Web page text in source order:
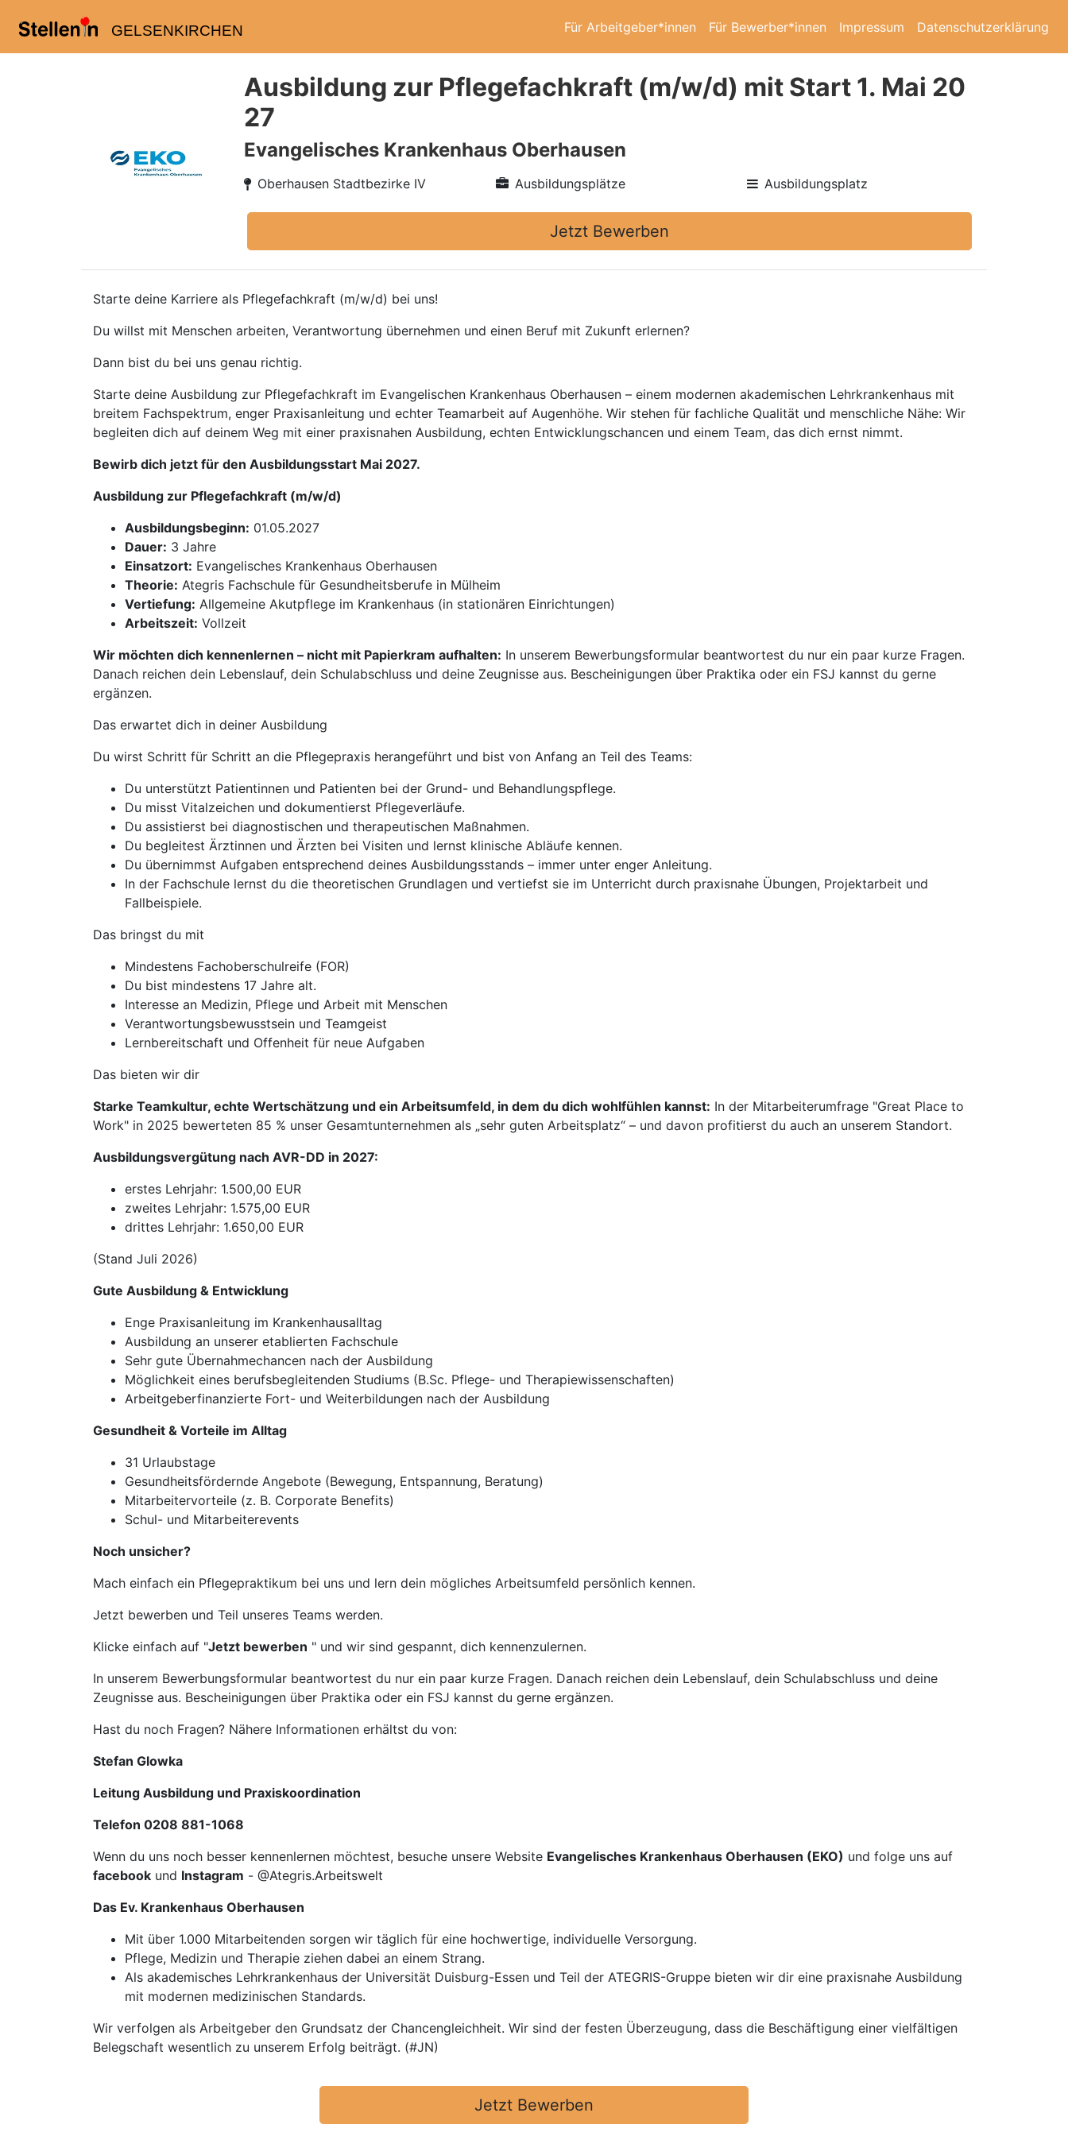
GELSENKIRCHEN Für Arbeitgeber*innen Für Bewerber*innen Impressum Datenschutzerklärung
Ausbildung zur Pflegefachkraft (m/w/d) mit Start 1. Mai 20
27
Evangelisches Krankenhaus Oberhausen
Oberhausen Stadtbezirke IV Ausbildungsplätze Ausbildungsplatz
Jetzt Bewerben
Starte deine Karriere als Pflegefachkraft (m/w/d) bei uns!
Du willst mit Menschen arbeiten, Verantwortung übernehmen und einen Beruf mit Zukunft erlernen?
Dann bist du bei uns genau richtig.
Starte deine Ausbildung zur Pflegefachkraft im Evangelischen Krankenhaus Oberhausen – einem modernen akademischen Lehrkrankenhaus mit
breitem Fachspektrum, enger Praxisanleitung und echter Teamarbeit auf Augenhöhe. Wir stehen für fachliche Qualität und menschliche Nähe: Wir
begleiten dich auf deinem Weg mit einer praxisnahen Ausbildung, echten Entwicklungschancen und einem Team, das dich ernst nimmt.
Bewirb dich jetzt für den Ausbildungsstart Mai 2027.
Ausbildung zur Pflegefachkraft (m/w/d)
Ausbildungsbeginn: 01.05.2027
Dauer: 3 Jahre
Einsatzort: Evangelisches Krankenhaus Oberhausen
Theorie: Ategris Fachschule für Gesundheitsberufe in Mülheim
Vertiefung: Allgemeine Akutpflege im Krankenhaus (in stationären Einrichtungen)
Arbeitszeit: Vollzeit
Wir möchten dich kennenlernen – nicht mit Papierkram aufhalten: In unserem Bewerbungsformular beantwortest du nur ein paar kurze Fragen.
Danach reichen dein Lebenslauf, dein Schulabschluss und deine Zeugnisse aus. Bescheinigungen über Praktika oder ein FSJ kannst du gerne
ergänzen.
Das erwartet dich in deiner Ausbildung
Du wirst Schritt für Schritt an die Pflegepraxis herangeführt und bist von Anfang an Teil des Teams:
Du unterstützt Patientinnen und Patienten bei der Grund- und Behandlungspflege.
Du misst Vitalzeichen und dokumentierst Pflegeverläufe.
Du assistierst bei diagnostischen und therapeutischen Maßnahmen.
Du begleitest Ärztinnen und Ärzten bei Visiten und lernst klinische Abläufe kennen.
Du übernimmst Aufgaben entsprechend deines Ausbildungsstands – immer unter enger Anleitung.
In der Fachschule lernst du die theoretischen Grundlagen und vertiefst sie im Unterricht durch praxisnahe Übungen, Projektarbeit und
Fallbeispiele.
Das bringst du mit
Mindestens Fachoberschulreife (FOR)
Du bist mindestens 17 Jahre alt.
Interesse an Medizin, Pflege und Arbeit mit Menschen
Verantwortungsbewusstsein und Teamgeist
Lernbereitschaft und Offenheit für neue Aufgaben
Das bieten wir dir
Starke Teamkultur, echte Wertschätzung und ein Arbeitsumfeld, in dem du dich wohlfühlen kannst: In der Mitarbeiterumfrage "Great Place to
Work" in 2025 bewerteten 85 % unser Gesamtunternehmen als „sehr guten Arbeitsplatz“ – und davon profitierst du auch an unserem Standort.
Ausbildungsvergütung nach AVR-DD in 2027:
erstes Lehrjahr: 1.500,00 EUR
zweites Lehrjahr: 1.575,00 EUR
drittes Lehrjahr: 1.650,00 EUR
(Stand Juli 2026)
Gute Ausbildung & Entwicklung
Enge Praxisanleitung im Krankenhausalltag
Ausbildung an unserer etablierten Fachschule
Sehr gute Übernahmechancen nach der Ausbildung
Möglichkeit eines berufsbegleitenden Studiums (B.Sc. Pflege- und Therapiewissenschaften)
Arbeitgeberfinanzierte Fort- und Weiterbildungen nach der Ausbildung
Gesundheit & Vorteile im Alltag
31 Urlaubstage
Gesundheitsfördernde Angebote (Bewegung, Entspannung, Beratung)
Mitarbeitervorteile (z. B. Corporate Benefits)
Schul- und Mitarbeiterevents
Noch unsicher?
Mach einfach ein Pflegepraktikum bei uns und lern dein mögliches Arbeitsumfeld persönlich kennen.
Jetzt bewerben und Teil unseres Teams werden.
Klicke einfach auf "Jetzt bewerben " und wir sind gespannt, dich kennenzulernen.
In unserem Bewerbungsformular beantwortest du nur ein paar kurze Fragen. Danach reichen dein Lebenslauf, dein Schulabschluss und deine
Zeugnisse aus. Bescheinigungen über Praktika oder ein FSJ kannst du gerne ergänzen.
Hast du noch Fragen? Nähere Informationen erhältst du von:
Stefan Glowka
Leitung Ausbildung und Praxiskoordination
Telefon 0208 881-1068
Wenn du uns noch besser kennenlernen möchtest, besuche unsere Website Evangelisches Krankenhaus Oberhausen (EKO) und folge uns auf
facebook und Instagram - @Ategris.Arbeitswelt
Das Ev. Krankenhaus Oberhausen
Mit über 1.000 Mitarbeitenden sorgen wir täglich für eine hochwertige, individuelle Versorgung.
Pflege, Medizin und Therapie ziehen dabei an einem Strang.
Als akademisches Lehrkrankenhaus der Universität Duisburg-Essen und Teil der ATEGRIS-Gruppe bieten wir dir eine praxisnahe Ausbildung
mit modernen medizinischen Standards.
Wir verfolgen als Arbeitgeber den Grundsatz der Chancengleichheit. Wir sind der festen Überzeugung, dass die Beschäftigung einer vielfältigen
Belegschaft wesentlich zu unserem Erfolg beiträgt. (#JN)
Jetzt Bewerben